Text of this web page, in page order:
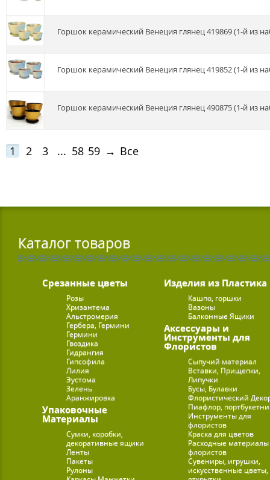
Горшок керамический Венеция глянец 419869 (1-й из
Горшок керамический Венеция глянец 419852 (1-й из
Горшок керамический Венеция глянец 490875 (1-й из
1 2 3 ... 58 59 → Все
Каталог товаров
Срезанные цветы
Розы
Хризантема
Альстромерия
Гербера, Гермини
Гермини
Гвоздика
Гидрангия
Гипсофила
Лилия
Эустома
Зелень
Аранжировка
Упаковочные
Материалы
Сумки, коробки,
декоративные ящики
Ленты
Пакеты
Рулоны
Изделия из Пластика
Кашпо, горшки
Вазоны
Балконные Ящики
Аксессуары и
Инструменты для
Флористов
Сыпучий материал
Вставки, Прищепки,
Липучки
Бусы, Булавки
Флористический
Пиафлор,
Инструменты для
флористов
Краска для цветов
Расходные
флористов
Сувениры, игрушки,
искусственные цветы,